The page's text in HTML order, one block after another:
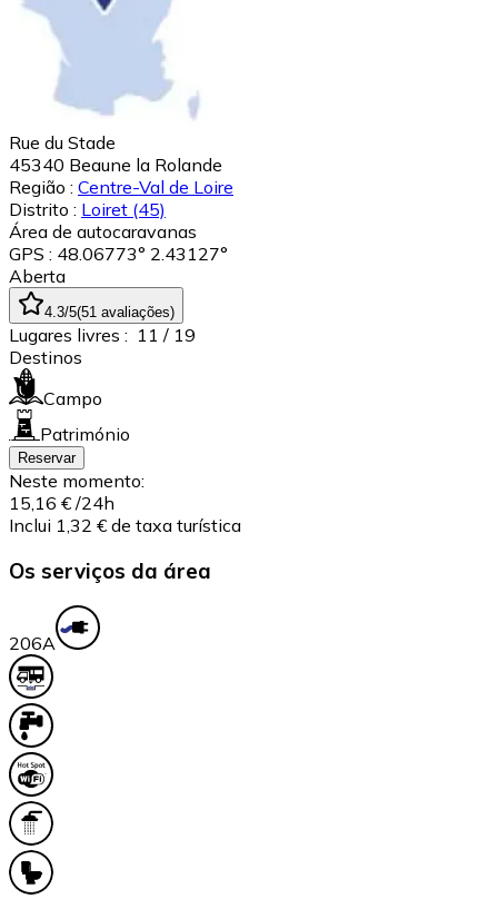
Rue du Stade
45340 Beaune la Rolande
Região : Centre-Val de Loire
Distrito : Loiret (45)
Área de autocaravanas
GPS : 48.06773° 2.43127°
Aberta
4.3/5(51 avaliações)
Lugares livres : 11 / 19
Destinos
Campo
Património
Reservar
Neste momento:
15,16 € /24h
Inclui 1,32 € de taxa turística
Os serviços da área
206A